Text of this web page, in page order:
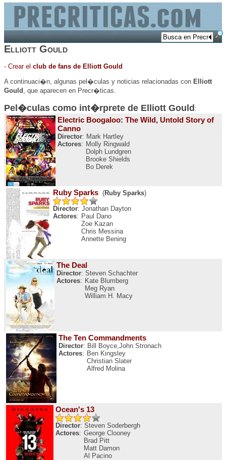
Elliott Gould
- Crear el club de fans de Elliott Gould
A continuaci�n, algunas pel�culas y noticias relacionadas con Elliott
Gould
, que aparecen en Precr�ticas.
Pel�culas como int�rprete de Elliott Gould:
Electric Boogaloo: The Wild, Untold Story of
Canno
Director: Mark Hartley
Actores: Molly Ringwald
Dolph Lundgren
Brooke Shields
Bo Derek
Ruby Sparks (Ruby Sparks)
Director: Jonathan Dayton
Actores: Paul Dano
Zoe Kazan
Chris Messina
Annette Bening
The Deal
Director: Steven Schachter
Actores: Kate Blumberg
Meg Ryan
William H. Macy
The Ten Commandments
Director: Bill Boyce,John Stronach
Actores: Ben Kingsley
Christian Slater
Alfred Molina
Ocean's 13
Director: Steven Soderbergh
Actores: George Clooney
Brad Pitt
Matt Damon
Al Pacino